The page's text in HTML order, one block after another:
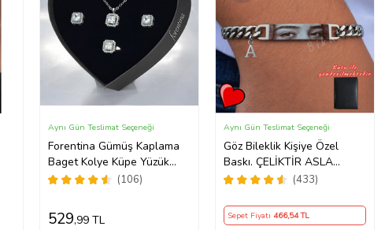
Forentina Gümüş Kaplama
Baget Kolye Küpe Yüzük
Kalpli Kutuda Hediye Takı
(106)
Aynı Gün Teslimat Seçeneği
529,99 TL
Göz Bileklik Kişiye Özel
Baskı. ÇELİKTİR ASLA
PASLANMAZ (433)
Aynı Gün Teslimat Seçeneği
Sepet Fiyatı 466,54 TL